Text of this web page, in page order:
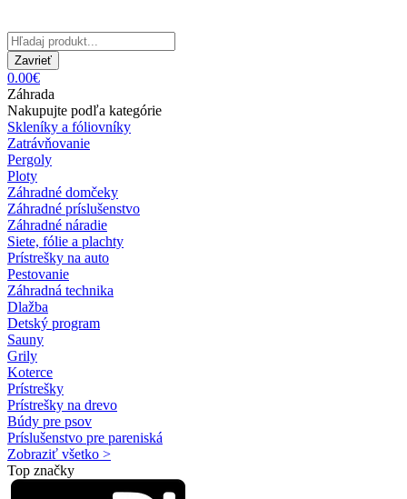
Zavrieť
0.00€
Záhrada
Nakupujte podľa kategórie
Skleníky a fóliovníky
Zatrávňovanie
Pergoly
Ploty
Záhradné domčeky
Záhradné príslušenstvo
Záhradné náradie
Siete, fólie a plachty
Prístrešky na auto
Pestovanie
Záhradná technika
Dlažba
Detský program
Sauny
Grily
Koterce
Prístrešky
Prístrešky na drevo
Búdy pre psov
Príslušenstvo pre pareniská
Zobraziť všetko >
Top značky